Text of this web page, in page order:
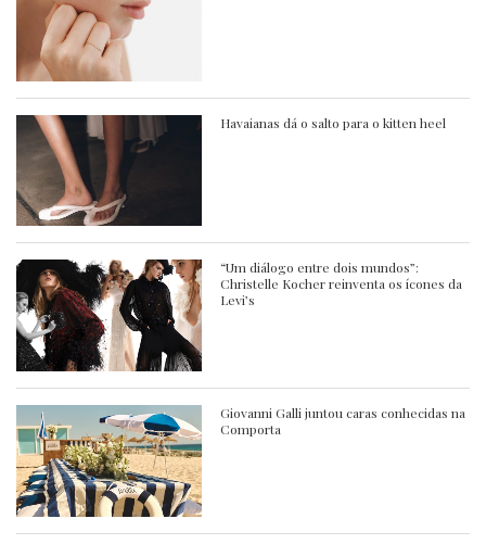
Havaianas dá o salto para o kitten heel
“Um diálogo entre dois mundos”:
Christelle Kocher reinventa os ícones da
Levi’s
Giovanni Galli juntou caras conhecidas na
Comporta